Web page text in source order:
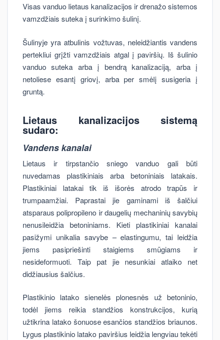
Visas vanduo lietaus kanalizacijos ir drenažo sistemos
vamzdžiais suteka į surinkimo šulinį.
Šulinyje yra atbulinis vožtuvas, neleidžiantis vandens
pertekliui grįžti vamzdžiais atgal į paviršių. Iš šulinio
vanduo suteka arba į bendrą kanalizaciją, arba į
netoliese esantį griovį, arba per smėlį susigeria į
gruntą.
Lietaus kanalizacijos sistemą
sudaro:
Vandens kanalai
Lietaus ir tirpstančio sniego vanduo gali būti
nuvedamas plastikiniais arba betoniniais latakais.
Plastikiniai latakai tik iš išorės atrodo trapūs ir
trumpaamžiai. Paprastai jie gaminami iš šalčiui
atsparaus polipropileno ir daugelių mechaninių savybių
nenusileidžia betoniniams. Kieti plastikiniai kanalai
pasižymi unikalia savybe – elastingumu, tai leidžia
jiems pasipriešinti staigiems smūgiams ir
nesideformuoti. Taip pat jie nesunkiai atlaiko net
didžiausius šalčius.
Plastikinio latako sienelės plonesnės už betoninio,
todėl jiems reikia standžios konstrukcijos, kurią
užtikrina latako šonuose esančios standžios briaunos.
Lygus plastikinio latako paviršius leidžia lengviau tekėti